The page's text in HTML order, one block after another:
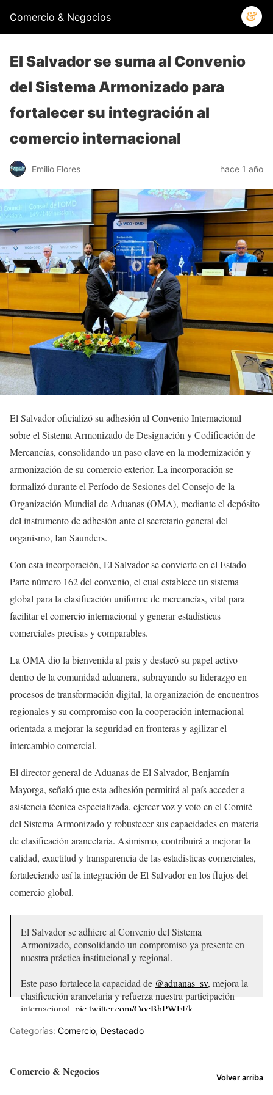
Comercio & Negocios
El Salvador se suma al Convenio
del Sistema Armonizado para
fortalecer su integración al
comercio internacional
Emilio Flores hace 1 año
El Salvador oficializó su adhesión al Convenio Internacional
sobre el Sistema Armonizado de Designación y Codificación de
Mercancías, consolidando un paso clave en la modernización y
armonización de su comercio exterior. La incorporación se
formalizó durante el Período de Sesiones del Consejo de la
Organización Mundial de Aduanas (OMA), mediante el depósito
del instrumento de adhesión ante el secretario general del
organismo, Ian Saunders.
Con esta incorporación, El Salvador se convierte en el Estado
Parte número 162 del convenio, el cual establece un sistema
global para la clasificación uniforme de mercancías, vital para
facilitar el comercio internacional y generar estadísticas
comerciales precisas y comparables.
La OMA dio la bienvenida al país y destacó su papel activo
dentro de la comunidad aduanera, subrayando su liderazgo en
procesos de transformación digital, la organización de encuentros
regionales y su compromiso con la cooperación internacional
orientada a mejorar la seguridad en fronteras y agilizar el
intercambio comercial.
El director general de Aduanas de El Salvador, Benjamín
Mayorga, señaló que esta adhesión permitirá al país acceder a
asistencia técnica especializada, ejercer voz y voto en el Comité
del Sistema Armonizado y robustecer sus capacidades en materia
de clasificación arancelaria. Asimismo, contribuirá a mejorar la
calidad, exactitud y transparencia de las estadísticas comerciales,
fortaleciendo así la integración de El Salvador en los flujos del
comercio global.
El Salvador se adhiere al Convenio del Sistema
Armonizado, consolidando un compromiso ya presente en
nuestra práctica institucional y regional.
Este paso fortalece la capacidad de @aduanas_sv, mejora la
clasificación arancelaria y refuerza nuestra participación
internacional. pic.twitter.com/OocBhPWFEk
— Adriana Mira (@AdrianaMiraSV)
Categorías: Comercio, Destacado
Comercio & Negocios Volver arriba